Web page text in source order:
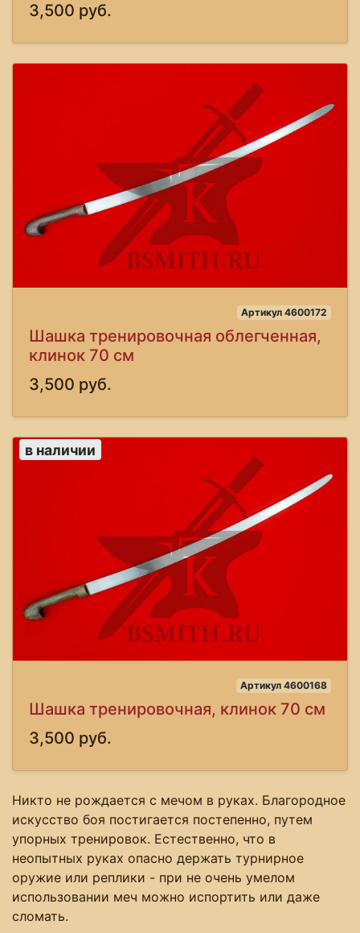
3,500 руб.
Артикул 4600172
Шашка тренировочная облегченная,
клинок 70 см
3,500 руб.
в наличии
Артикул 4600168
Шашка тренировочная, клинок 70 см
3,500 руб.
Никто не рождается с мечом в руках. Благородное
искусство боя постигается постепенно, путем
упорных тренировок. Естественно, что в
неопытных руках опасно держать турнирное
оружие или реплики - при не очень умелом
использовании меч можно испортить или даже
сломать.